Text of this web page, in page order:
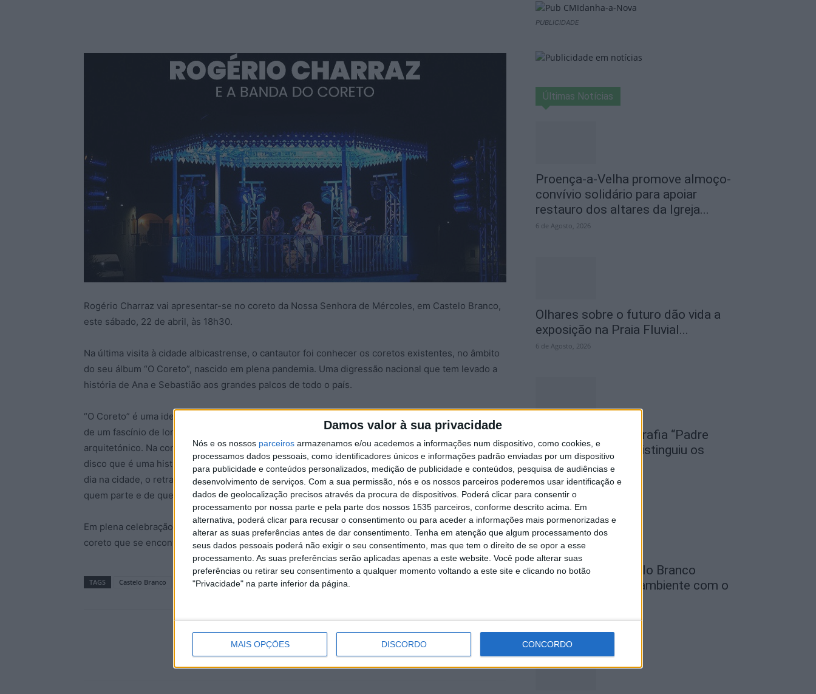
Damos valor à sua privacidade
Nós e os nossos parceiros armazenamos e/ou acedemos a informações num dispositivo, como cookies, e
processamos dados pessoais, como identificadores únicos e informações padrão enviadas por um dispositivo
para publicidade e conteúdos personalizados, medição de publicidade e conteúdos, pesquisa de audiências e
desenvolvimento de serviços. Com a sua permissão, nós e os nossos parceiros poderemos usar identificação e
dados de geolocalização precisos através da procura de dispositivos. Poderá clicar para consentir o
processamento por nossa parte e pela parte dos nossos 1535 parceiros, conforme descrito acima. Em
alternativa, poderá clicar para recusar o consentimento ou para aceder a informações mais pormenorizadas e
alterar as suas preferências antes de dar consentimento. Tenha em atenção que algum processamento dos
seus dados pessoais poderá não exigir o seu consentimento, mas que tem o direito de se opor a esse
processamento. As suas preferências serão aplicadas apenas a este website. Você pode alterar suas
preferências ou retirar seu consentimento a qualquer momento voltando a este site e clicando no botão
"Privacidade" na parte inferior da página.
MAIS OPÇÕES DISCORDO CONCORDO
Rogério Charraz vai apresentar-se no coreto da Nossa Senhora de Mércoles, em Castelo Branco,
este sábado, 22 de abril, às 18h30.
Na última visita à cidade albicastrense, o cantautor foi conhecer os coretos existentes, no âmbito
do seu álbum “O Coreto”, nascido em plena pandemia. Uma digressão nacional que tem levado a
história de Ana e Sebastião aos grandes palcos de todo o país.
“O Coreto” é uma ideia de Rogério Charraz (música) e de José Fialho Gouveia (letras), que nasceu
de um fascínio de longa data de cantautor pelos coretos enquanto símbolo cultural e elemento
arquitetónico. Na construção deste trabalho juntou-se Luísa Sobral na produção musical. Um
disco que é uma história de amor com várias páginas nas entrelinhas, o desencanto com o dia-a-
dia na cidade, o retrato da vida nas aldeias, as assimetrias entre o litoral e o interior, os dilemas de
quem parte e de quem fica.
Em plena celebração da romaria da Srª de Mércoles, as músicas e as histórias vão ser ouvidas no
coreto que se encontra no recinto.
TAGS Castelo Branco Cultura Senhora de Mércoles
PUBLICIDADE
Últimas Notícias
Proença-a-Velha promove almoço-
convívio solidário para apoiar
restauro dos altares da Igreja...
6 de Agosto, 2026
Olhares sobre o futuro dão vida a
exposição na Praia Fluvial...
6 de Agosto, 2026
Concurso de Fotografia “Padre
João Maia 2026” distinguiu os
melhores olhares...
6 de Agosto, 2026
Município de Castelo Branco
reforça defesa do ambiente com o